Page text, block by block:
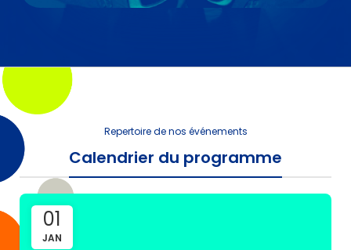
Repertoire de nos événements
Calendrier du programme
01
JAN